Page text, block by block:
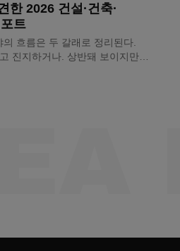
한 2026 건설·건축·
트
의 흐름은 두 갈래로 정리된다.
진지하거나. 상반돼 보이지만